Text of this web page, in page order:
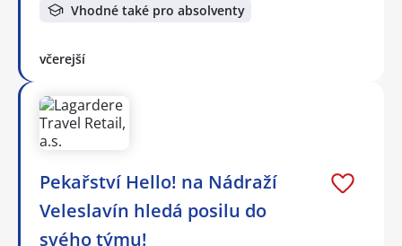
Vhodné také pro absolventy
včerejší
Pekařství Hello! na Nádraží
Veleslavín hledá posilu do
svého týmu!